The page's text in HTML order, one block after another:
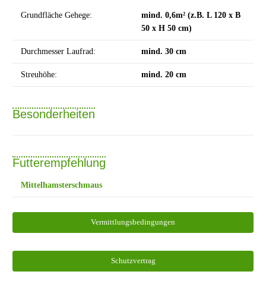
Grundfläche Gehege:
mind. 0,6m² (z.B. L 120 x B
50 x H 50 cm)
Durchmesser Laufrad: mind. 30 cm
Streuhöhe: mind. 20 cm
Besonderheiten
Futterempfehlung
Mittelhamsterschmaus
Vermittlungsbedingungen
Schutzvertrag